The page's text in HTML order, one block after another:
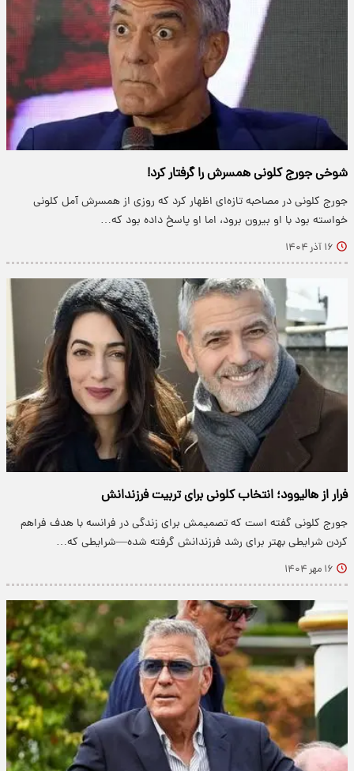
شوخی جورج کلونی همسرش را گرفتار کرد!
جورج کلونی در مصاحبه تازه‌ای اظهار کرد که روزی از همسرش آمل کلونی
خواسته بود با او بیرون برود، اما او پاسخ داده بود که…
۱۶ آذر ۱۴۰۴
فرار از هالیوود؛ انتخاب کلونی برای تربیت فرزندانش
جورج کلونی گفته است که تصمیمش برای زندگی در فرانسه با هدف فراهم
کردن شرایطی بهتر برای رشد فرزندانش گرفته شده—شرایطی که…
۱۶ مهر ۱۴۰۴